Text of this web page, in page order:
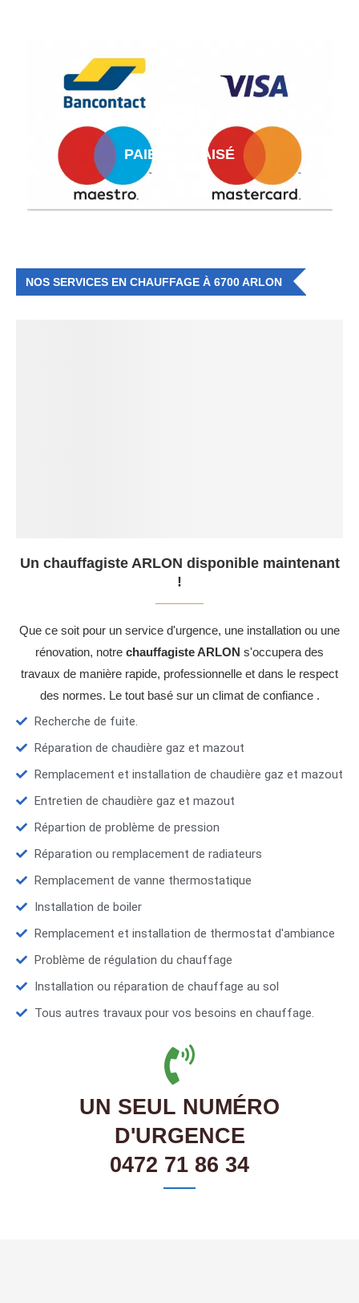
PAIEMENT AISÉ
NOS SERVICES EN CHAUFFAGE À 6700 ARLON
Un chauffagiste ARLON disponible maintenant
!
Que ce soit pour un service d'urgence, une installation ou une
rénovation, notre chauffagiste ARLON s'occupera des
travaux de manière rapide, professionnelle et dans le respect
des normes. Le tout basé sur un climat de confiance .
Recherche de fuite.
Réparation de chaudière gaz et mazout
Remplacement et installation de chaudière gaz et mazout
Entretien de chaudière gaz et mazout
Répartion de problème de pression
Réparation ou remplacement de radiateurs
Remplacement de vanne thermostatique
Installation de boiler
Remplacement et installation de thermostat d'ambiance
Problème de régulation du chauffage
Installation ou réparation de chauffage au sol
Tous autres travaux pour vos besoins en chauffage.
UN SEUL NUMÉRO
D'URGENCE
0472 71 86 34